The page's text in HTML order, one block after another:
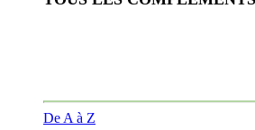
De A à Z